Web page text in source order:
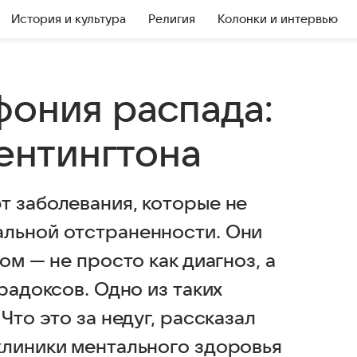
История и культура Религия Колонки и интервью
распада:
заболевания, которые не
отстраненности. Они
— не просто как диагноз, а
Одно из таких
это за недуг, рассказал
ментального здоровья